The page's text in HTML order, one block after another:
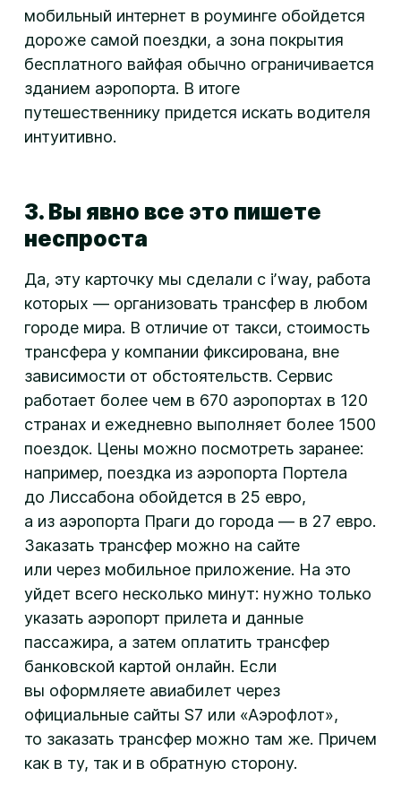
мобильный интернет в роуминге обойдется
дороже самой поездки, а зона покрытия
бесплатного вайфая обычно ограничивается
зданием аэропорта. В итоге
путешественнику придется искать водителя
интуитивно.
3. Вы явно все это пишете
неспроста
Да, эту карточку мы сделали с iʼway, работа
которых — организовать трансфер в любом
городе мира. В отличие от такси, стоимость
трансфера у компании фиксирована, вне
зависимости от обстоятельств. Сервис
работает более чем в 670 аэропортах в 120
странах и ежедневно выполняет более 1500
поездок. Цены можно посмотреть заранее:
например, поездка из аэропорта Портела
до Лиссабона обойдется в 25 евро,
а из аэропорта Праги до города — в 27 евро.
Заказать трансфер можно на сайте
или через мобильное приложение. На это
уйдет всего несколько минут: нужно только
указать аэропорт прилета и данные
пассажира, а затем оплатить трансфер
банковской картой онлайн. Если
вы оформляете авиабилет через
официальные сайты S7 или «Аэрофлот»,
то заказать трансфер можно там же. Причем
как в ту, так и в обратную сторону.